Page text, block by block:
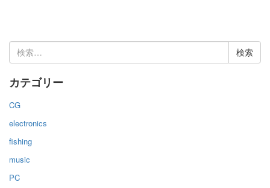
検
索:
カテゴリー
CG
electronics
fishing
music
PC